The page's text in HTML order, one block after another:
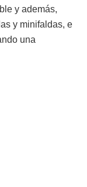
y además,
y minifaldas, e
una